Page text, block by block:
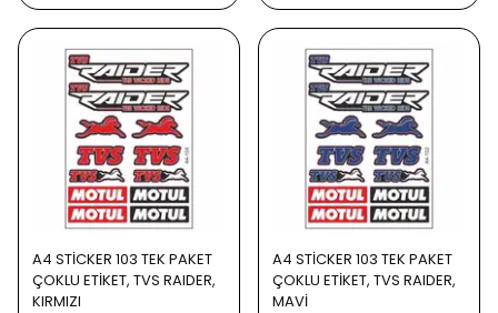
A4 STİCKER 103 TEK PAKET
ÇOKLU ETİKET, TVS RAIDER,
KIRMIZI
A4 STİCKER 103 TEK PAKET
ÇOKLU ETİKET, TVS RAIDER,
MAVİ